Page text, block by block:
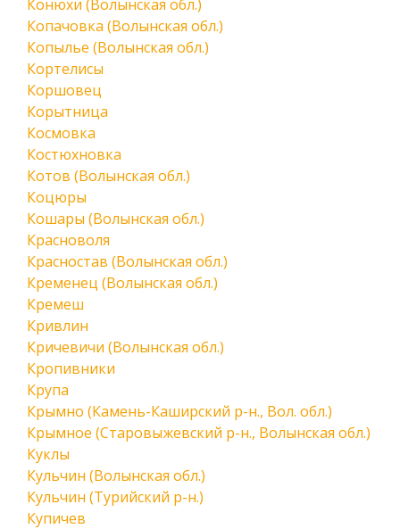
Конюхи (Волынская обл.)
Копачовка (Волынская обл.)
Копылье (Волынская обл.)
Кортелисы
Коршовец
Корытница
Космовка
Костюхновка
Котов (Волынская обл.)
Коцюры
Кошары (Волынская обл.)
Красноволя
Красностав (Волынская обл.)
Кременец (Волынская обл.)
Кремеш
Кривлин
Кричевичи (Волынская обл.)
Кропивники
Крупа
Крымно (Камень-Каширский р-н., Вол. обл.)
Крымное (Старовыжевский р-н., Волынская обл.)
Куклы
Кульчин (Волынская обл.)
Кульчин (Турийский р-н.)
Купичев